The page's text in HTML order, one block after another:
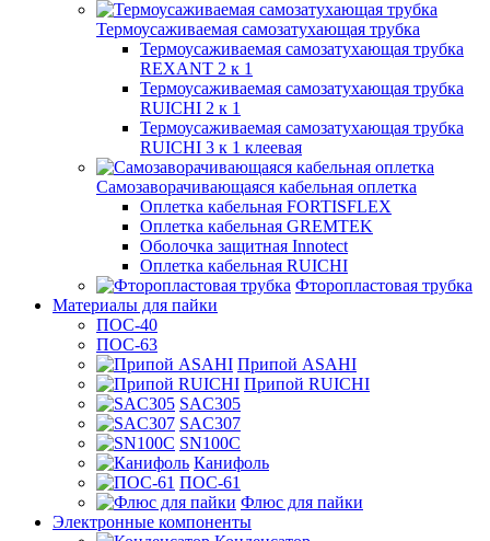
Термоусаживаемая самозатухающая трубка
Термоусаживаемая самозатухающая трубка
REXANT 2 к 1
Термоусаживаемая самозатухающая трубка
RUICHI 2 к 1
Термоусаживаемая самозатухающая трубка
RUICHI 3 к 1 клеевая
Самозаворачивающаяся кабельная оплетка
Оплетка кабельная FORTISFLEX
Оплетка кабельная GREMTEK
Оболочка защитная Innotect
Оплетка кабельная RUICHI
Фторопластовая трубка
Материалы для пайки
ПОС-40
ПОС-63
Припой ASAHI
Припой RUICHI
SAC305
SAC307
SN100C
Канифоль
ПОС-61
Флюс для пайки
Электронные компоненты